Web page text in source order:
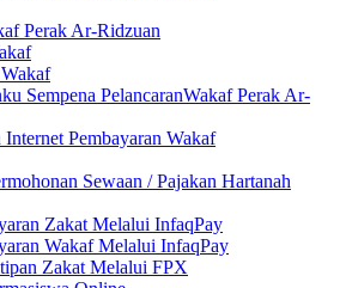
Perak Ar-Ridzuan
Sempena PelancaranWakaf Perak Ar-
Internet Pembayaran Wakaf
Sewaan / Pajakan Hartanah
Zakat Melalui InfaqPay
Wakaf Melalui InfaqPay
Zakat Melalui FPX